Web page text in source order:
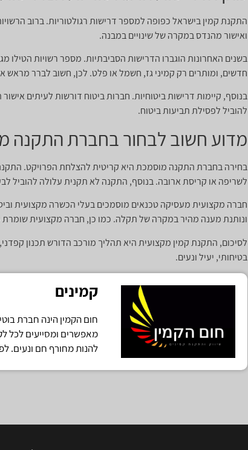
התקנת קמין בישראל כפופה למספר דרישות רגולטוריות. ברוב
ואישור מהנדס במקרה של שינויים במבנה.
בשנים האחרונות הוגברו הדרישות הסביבתיות. מספר רשויות הטילו
חדשים, ומותרים רק קמיני גז, חשמל או פלט. לכן, חשוב לברר מראש
בנוסף, קיימות דרישות ביטוחיות. חברות ביטוח דורשות לעיתים
להוביל לפסילת תביעות ביטוח.
מדוע חשוב לבחור בחברת התקנה
בחירה בחברת התקנה מוסמכת היא קריטית להצלחת הפרויקט. התקנה
לשריפה או קריסת ארובה. בנוסף, התקנה לא תקנית עלולה להוביל
חברה מקצועית מעסיקה טכנאים מוסמכים בעלי הכשרה מקצועית
ונותנת מענה מהיר במקרה של תקלה. כמו כן, חברה מקצועית
לסיכום, התקנת קמין מקצועית היא תהליך מורכב הדורש תכנון
בטיחותי, יעיל ונעים.
קמינים
מאפשרים ומסייעים לכל
להנות מחורף חם ונעים.